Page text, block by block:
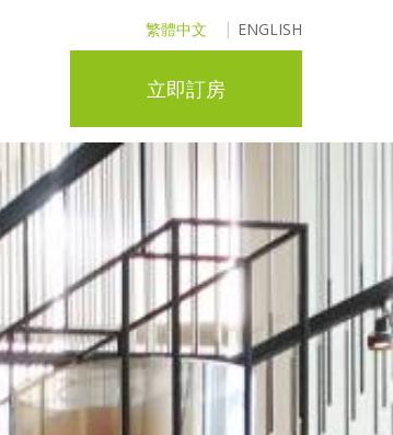
繁體中文 ENGLISH
立即訂房